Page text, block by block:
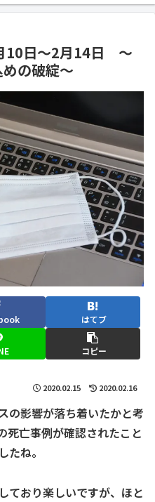
10日～2月14日 ～
の破綻～
はてブ
コピー
2020.02.15 2020.02.16
の影響が落ち着いたかと考
死亡事例が確認されたこと
ね。
ており楽しいですが、ほと